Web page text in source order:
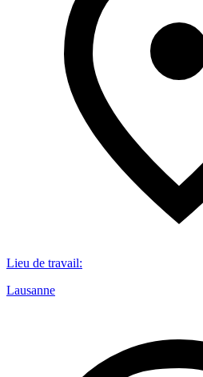
Lieu de travail:
Lausanne